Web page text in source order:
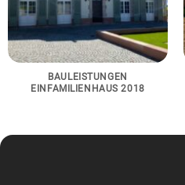
BAULEISTUNGEN
EINFAMILIENHAUS 2018